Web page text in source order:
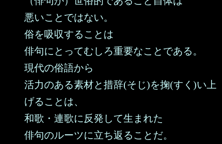
悪いことではない。
俗を吸収することは
俳句にとってむしろ重要なことである。
現代の俗語から
活力のある素材と措辞(そじ)を掬(すく)い上
げることは、
和歌・連歌に反発して生まれた
俳句のルーツに立ち返ることだ。